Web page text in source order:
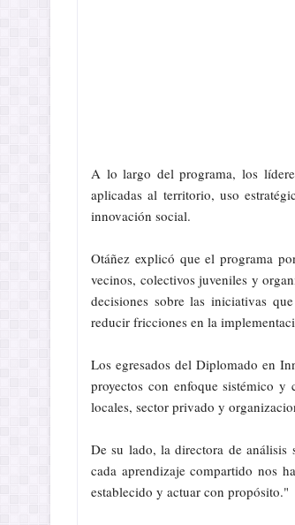
A lo largo del programa, los
aplicadas al territorio, uso
innovación social.
Otáñez explicó que el programa
vecinos, colectivos juveniles y
decisiones sobre las iniciativas
reducir fricciones en la
Los egresados del Diplomado en
proyectos con enfoque sistémico
locales, sector privado y
De su lado, la directora de análisis
cada aprendizaje compartido nos
establecido y actuar con propósito."